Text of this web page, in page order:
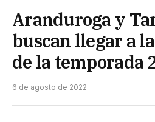
Aranduroga y
buscan llegar a
de la temporada
6 de agosto de 2022